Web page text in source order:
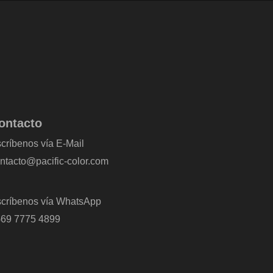
vía E-Mail
color.com
vía WhatsApp
7775 4899